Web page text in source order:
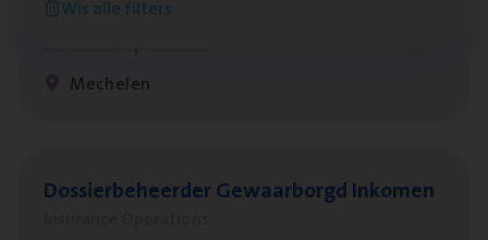
Wis alle filters
re­da Huys­mans — Mechelen
Mechelen
Dos­sier­be­heer­der Gewaar­borgd Inkomen